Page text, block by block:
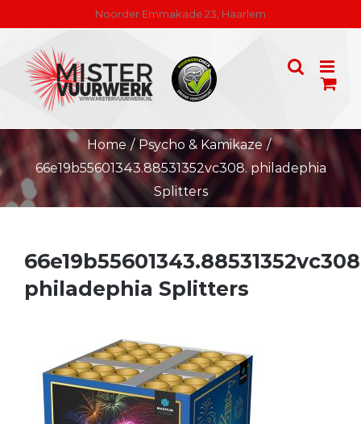
content
Noorder Emmakade 23, Haarlem
Home / Psycho & Kamikaze /
66e19b55601343.88531352vc308. philadephia
Splitters
philadephia Splitters